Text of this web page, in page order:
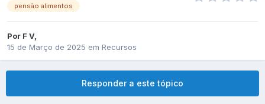
pensão alimentos
Por F V,
15 de Março de 2025 em Recursos
Responder a este tópico